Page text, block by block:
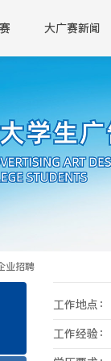
大广赛新闻
业招聘
工作地点：
工作经验：